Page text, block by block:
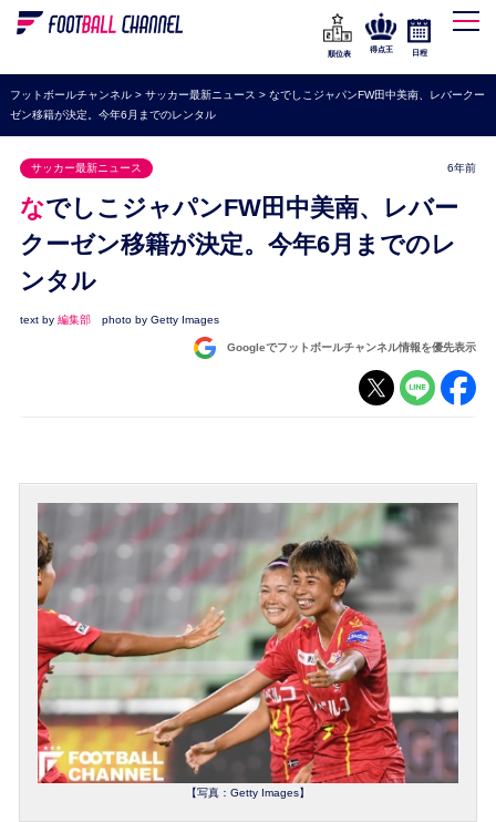
WEリーグ
海外サッカー
プレミアリーグ
ラ・リーガ
セリエA
ブンデスリーガ
UEFA
ナショナルチーム
順位表
得点王 日程
フットボールチャンネル> サッカー最新ニュース > なでしこジャパンFW田中美南、レバークー
ゼン移籍が決定。今年6月までのレンタル
サッカー最新ニュース 6年前
なでしこジャパンFW田中美南、レバー
クーゼン移籍が決定。今年6月までのレ
ンタル
text by 編集部 photo by Getty Images
Googleでフットボールチャンネル情報を優先表示
【写真：Getty Images】